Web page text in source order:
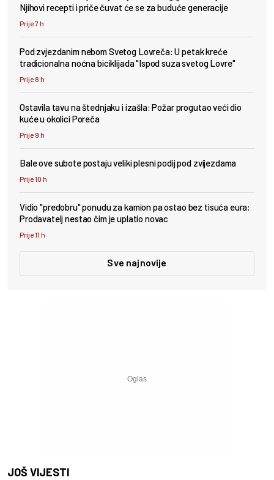
Njihovi recepti i priče čuvat će se za buduće generacije
Prije 7 h
Pod zvjezdanim nebom Svetog Lovreča: U petak kreće
tradicionalna noćna biciklijada "Ispod suza svetog Lovre"
Prije 8 h
Ostavila tavu na štednjaku i izašla: Požar progutao veći dio
kuće u okolici Poreča
Prije 9 h
Bale ove subote postaju veliki plesni podij pod zvijezdama
Prije 10 h
Vidio "predobru" ponudu za kamion pa ostao bez tisuća eura:
Prodavatelj nestao čim je uplatio novac
Prije 11 h
Sve najnovije
JOŠ VIJESTI